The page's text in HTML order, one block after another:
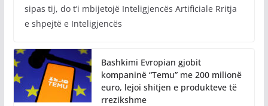
sipas tij, do t’i mbijetojë Inteligjencës Artificiale Rritja
e shpejtë e Inteligjencës
Bashkimi Evropian gjobit
kompaninë “Temu” me 200 milionë
euro, lejoi shitjen e produkteve të
rrezikshme